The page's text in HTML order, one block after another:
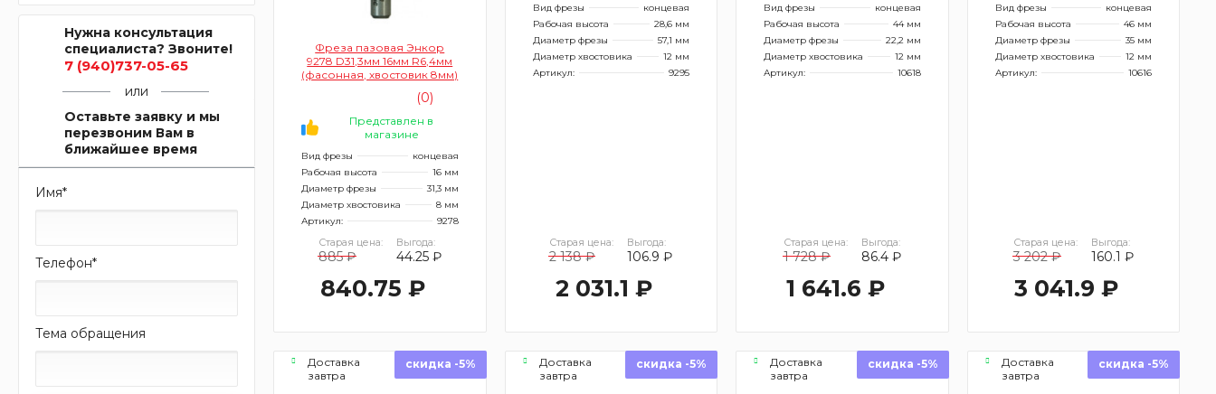
Нужна консультация
специалиста? Звоните!
7 (940)737-05-65
или
Оставьте заявку и мы
перезвоним Вам в
ближайшее время
Имя*
Телефон*
Тема обращения
Фреза пазовая Энкор
9278 D31,3мм 16мм R6,4мм
(фасонная, хвостовик 8мм)
(0)
Представлен в
магазине
Вид фрезы
концевая
Рабочая высота
16 мм
Диаметр фрезы
31,3 мм
Диаметр хвостовика
8 мм
Артикул:
9278
Старая цена:
885 ₽
Выгода:
44.25 ₽
840.75 ₽
Вид фрезы
концевая
Рабочая высота
28,6 мм
Диаметр фрезы
57,1 мм
Диаметр хвостовика
12 мм
Артикул:
9295
Старая цена:
2 138 ₽
Выгода:
106.9 ₽
2 031.1 ₽
Вид фрезы
концевая
Рабочая высота
44 мм
Диаметр фрезы
22,2 мм
Диаметр хвостовика
12 мм
Артикул:
10618
Старая цена:
1 728 ₽
Выгода:
86.4 ₽
1 641.6 ₽
Вид фрезы
концевая
Рабочая высота
46 мм
Диаметр фрезы
35 мм
Диаметр хвостовика
12 мм
Артикул:
10616
Старая цена:
3 202 ₽
Выгода:
160.1 ₽
3 041.9 ₽
Доставка
завтра
скидка -5%
Доставка
завтра
скидка -5%
Доставка
завтра
скидка -5%
Доставка
завтра
скидка -5%